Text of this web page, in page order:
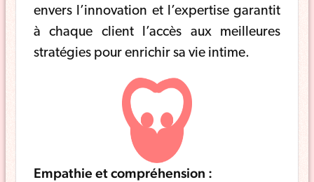
envers l’innovation et l’expertise garantit
à chaque client l’accès aux meilleures
stratégies pour enrichir sa vie intime.
Empathie et compréhension :